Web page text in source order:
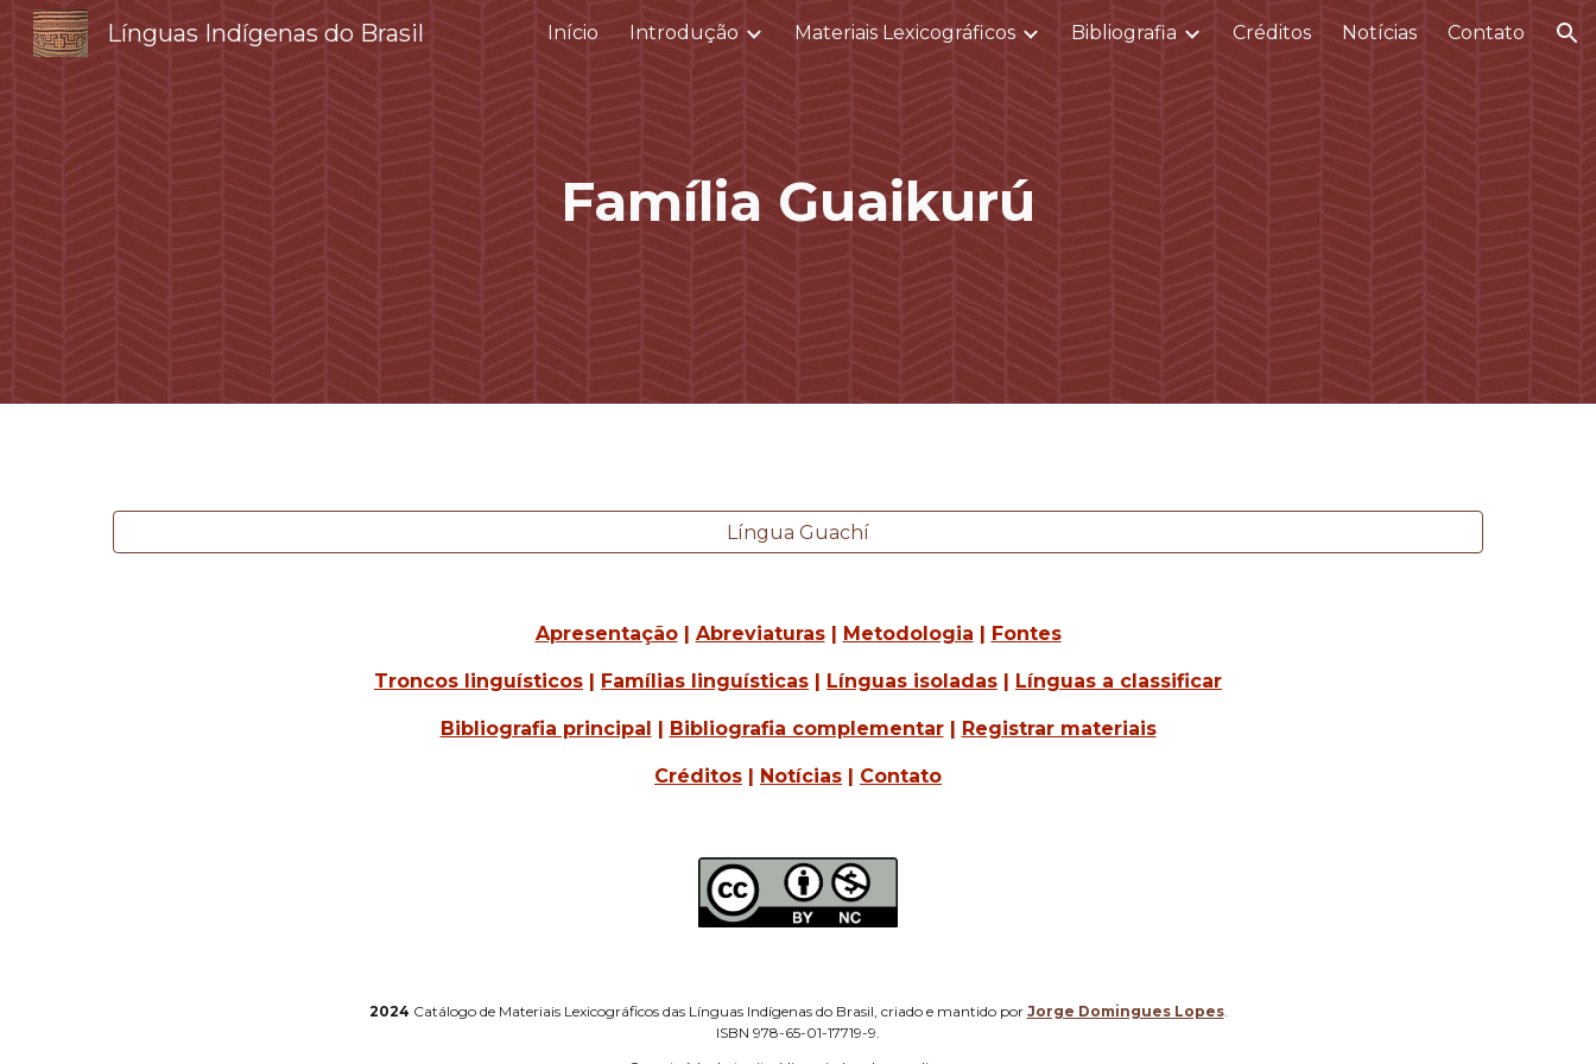
Skip to main content Skip to navigation
Línguas Indígenas do Brasil Início Introdução Materiais Lexicográficos Bibliografia Créditos Notícias Contato
Família Guaikurú
Língua Guachí
Apresentação| Abreviaturas| Metodologia | Fontes
Troncos linguísticos | Famílias linguísticas | Línguas isoladas | Línguas a classificar
Bibliografia principal | Bibliografia complementar| Registrar materiais
Créditos | Notícias | Contato
2024 Catálogo de Materiais Lexicográficos das Línguas Indígenas do Brasil, criado e mantido por Jorge Domingues Lopes.
ISBN 978-65-01-17719-9.